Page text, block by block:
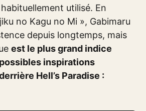
utilisé. En
no Kagu no Mi », Gabimaru
depuis longtemps, mais
est le plus grand indice
inspirations
Hell’s Paradise :